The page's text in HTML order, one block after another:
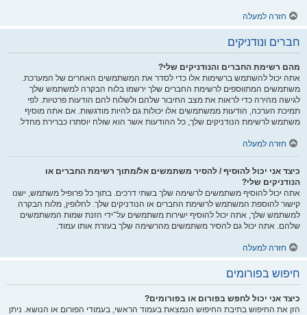
חזרה למעלה
חברים ונודניקים
מהם רשימת החברים והנודניקים שלי?
אתה יכול להשתמש ברשימות אלו כדי לסדר את המשתמשים האחרים של המערכת.
משתמשים המתווספים לרשימת החברים שלך ירשמו בלוח הבקרה למשתמש שלך
לגישה מהירה כדי לראות את מצב החיבור שלהם ולשלוח להם הודעות פרטיות. לפי
תמיכת הערכה, הודעות ממשתמשים אלו יכולות גם להיות מודגשות. אם אתה מוסיף
משתמש לרשימת הנודניקים שלך, כל ההודעות אשר הוא שולח יוסתרו כברירת מחדל.
חזרה למעלה
כיצד אני יכול להוסיף / להסיר משתמשים אל/מתוך רשימת החברים או
הנודניקים שלי?
אתה יכול להוסיף משתמשים לרשימה שלך בשתי דרכים. בתוך כל פרופיל משתמש, ישנו
קישור להוספת המשתמש לרשימת החברים או הנודניקים שלך. לחלופין, מלוח הבקרה
למשתמש שלך, אתה יכול להוסיף ישירות משתמשים על־ידי הזנת שמות המשתמשים
שלהם. אתה יכול גם להסיר משתמשים מהרשימה שלך בעזרת אותו עמוד.
חזרה למעלה
חיפוש בפורומים
כיצד אני יכול לחפש בפורום או בפורומים?
הזן את החיפוש בתיבת החיפוש הנמצאת בעמוד הראשי, בעמודי הפורום או הנושא. ניתן